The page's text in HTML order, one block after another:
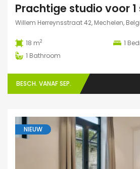
Prachtige studio voor
Willem Herreynsstraat 42, Mechelen,
18 m2 1
1 Bathroom
BESCH. VANAF SEP.
NIEUW